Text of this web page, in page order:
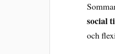
social
och